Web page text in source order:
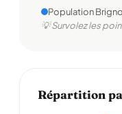
Population
💡 Survolez les
Répartition